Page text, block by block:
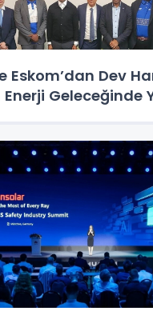
Eskom’dan Dev
Enerji Geleceğinde